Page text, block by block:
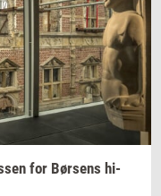
for Bør­sens hi­